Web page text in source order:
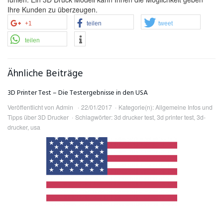
Ihre Kunden zu überzeugen.
+1 teilen tweet
teilen
Ähnliche Beiträge
3D Printer Test – Die Testergebnisse in den USA
Veröffentlicht von Admin 22/01/2017 Kategorie(n):Allgemeine Infos und
Tipps über 3D Drucker
Schlagwörter:3d drucker test, 3d printer test, 3d-
drucker, usa